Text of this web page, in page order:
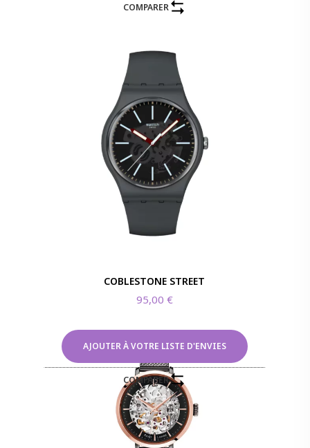
COMPARER
COBLESTONE STREET
95,00 €
AJOUTER À VOTRE LISTE D'ENVIES
COMPARER